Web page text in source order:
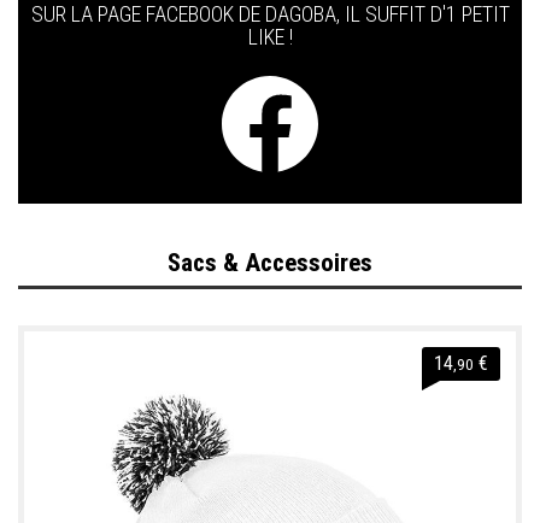
SUR LA PAGE FACEBOOK DE DAGOBA, IL SUFFIT D'1 PETIT
LIKE !
Sacs & Accessoires
14,90 €